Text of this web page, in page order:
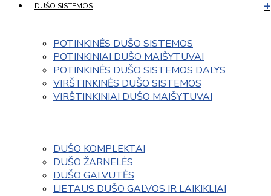
DUŠO SISTEMOS
POTINKINĖS DUŠO SISTEMOS
POTINKINIAI DUŠO MAIŠYTUVAI
POTINKINĖS DUŠO SISTEMOS DALYS
VIRŠTINKINĖS DUŠO SISTEMOS
VIRŠTINKINIAI DUŠO MAIŠYTUVAI
DUŠO KOMPLEKTAI
DUŠO ŽARNELĖS
DUŠO GALVUTĖS
LIETAUS DUŠO GALVOS IR LAIKIKLIAI